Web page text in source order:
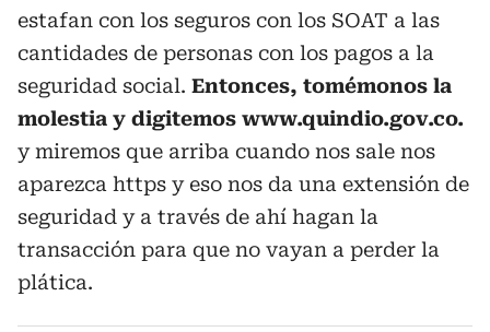
estafan con los seguros con los SOAT a las
cantidades de personas con los pagos a la
seguridad social. Entonces, tomémonos la
molestia y digitemos www.quindio.gov.co.
y miremos que arriba cuando nos sale nos
aparezca https y eso nos da una extensión de
seguridad y a través de ahí hagan la
transacción para que no vayan a perder la
plática.